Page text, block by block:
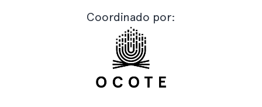
Coordinado por: